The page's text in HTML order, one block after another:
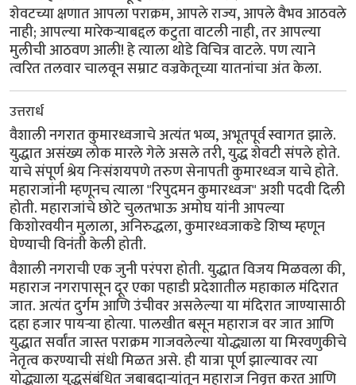
शेवटच्या क्षणात आपला पराक्रम, आपले राज्य, आपले वैभव आठवले
नाही; आपल्या मारेकऱ्याबद्दल कटुता वाटली नाही, तर आपल्या
मुलीची आठवण आली! हे त्याला थोडे विचित्र वाटले. पण त्याने
त्वरित तलवार चालवून सम्राट वज्रकेतूच्या यातनांचा अंत केला.
उत्तरार्ध
वैशाली नगरात कुमारध्वजाचे अत्यंत भव्य, अभूतपूर्व स्वागत झाले.
युद्धात असंख्य लोक मारले गेले असले तरी, युद्ध शेवटी संपले होते.
याचे संपूर्ण श्रेय निःसंशयपणे तरुण सेनापती कुमारध्वज याचे होते.
महाराजांनी म्हणूनच त्याला "रिपुदमन कुमारध्वज" अशी पदवी दिली
होती. महाराजांचे छोटे चुलतभाऊ अमोघ यांनी आपल्या
किशोरवयीन मुलाला, अनिरुद्धला, कुमारध्वजाकडे शिष्य म्हणून
घेण्याची विनंती केली होती.
वैशाली नगराची एक जुनी परंपरा होती. युद्धात विजय मिळवला की,
महाराज नगरापासून दूर एका पहाडी प्रदेशातील महाकाल मंदिरात
जात. अत्यंत दुर्गम आणि उंचीवर असलेल्या या मंदिरात जाण्यासाठी
दहा हजार पायऱ्या होत्या. पालखीत बसून महाराज वर जात आणि
युद्धात सर्वांत जास्त पराक्रम गाजवलेल्या योद्ध्याला या मिरवणुकीचे
नेतृत्व करण्याची संधी मिळत असे. ही यात्रा पूर्ण झाल्यावर त्या
योद्ध्याला युद्धसंबंधित जबाबदाऱ्यांतून महाराज निवृत्त करत आणि